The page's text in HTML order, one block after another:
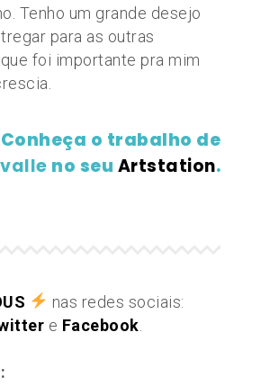
Tenho um grande desejo
para as outras
foi importante pra mim
Conheça o trabalho de
no seu Artstation.
nas redes sociais:
e Facebook